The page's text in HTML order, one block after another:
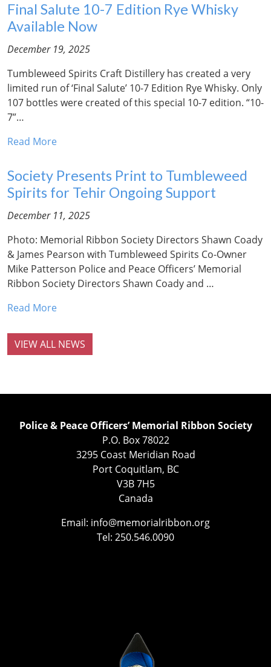
Final Salute 10-7 Edition Rye Whisky
Available Now
December 19, 2025
Tumbleweed Spirits Craft Distillery has created a very
limited run of ‘Final Salute’ 10-7 Edition Rye Whisky. Only
107 bottles were created of this special 10-7 edition. “10-
7”…
Read More
Society Presents Print to Tumbleweed
Spirits for Tehir Ongoing Support
December 11, 2025
Photo: Memorial Ribbon Society Directors Shawn Coady
& James Pearson with Tumbleweed Spirits Co-Owner
Mike Patterson Police and Peace Officers’ Memorial
Ribbon Society Directors Shawn Coady and …
Read More
VIEW ALL NEWS
Police & Peace Officers’ Memorial Ribbon Society
P.O. Box 78022
3295 Coast Meridian Road
Port Coquitlam, BC
V3B 7H5
Canada
Email: info@memorialribbon.org
Tel: 250.546.0090